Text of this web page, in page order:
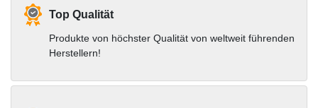
Top Qualität
Produkte von höchster Qualität von weltweit führenden
Herstellern!